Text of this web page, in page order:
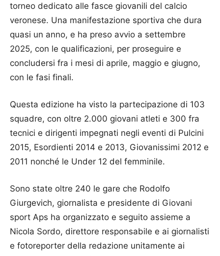
torneo dedicato alle fasce giovanili del calcio
veronese. Una manifestazione sportiva che dura
quasi un anno, e ha preso avvio a settembre
2025, con le qualificazioni, per proseguire e
concludersi fra i mesi di aprile, maggio e giugno,
con le fasi finali.
Questa edizione ha visto la partecipazione di 103
squadre, con oltre 2.000 giovani atleti e 300 fra
tecnici e dirigenti impegnati negli eventi di Pulcini
2015, Esordienti 2014 e 2013, Giovanissimi 2012 e
2011 nonché le Under 12 del femminile.
Sono state oltre 240 le gare che Rodolfo
Giurgevich, giornalista e presidente di Giovani
sport Aps ha organizzato e seguito assieme a
Nicola Sordo, direttore responsabile e ai giornalisti
e fotoreporter della redazione unitamente ai